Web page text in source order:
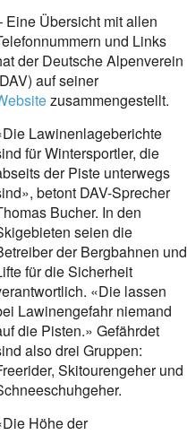
Eine Übersicht mit allen
und Links
der Deutsche Alpenverein
auf seiner
zusammengestellt.
Lawinenlageberichte
für Wintersportler, die
der Piste unterwegs
betont DAV-Sprecher
Bucher. In den
seien die
der Bergbahnen und
für die Sicherheit
«Die lassen
Lawinengefahr niemand
die Pisten.» Gefährdet
also drei Gruppen:
Skitourengeher und
Höhe der